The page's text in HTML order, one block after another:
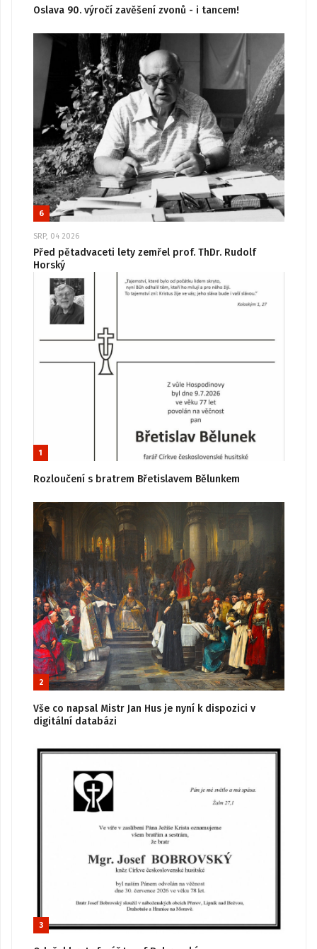
Oslava 90. výročí zavěšení zvonů - i tancem!
6
SRP, 04 2026
Před pětadvaceti lety zemřel prof. ThDr. Rudolf
Horský
1
Rozloučení s bratrem Břetislavem Bělunkem
2
Vše co napsal Mistr Jan Hus je nyní k dispozici v
digitální databázi
3